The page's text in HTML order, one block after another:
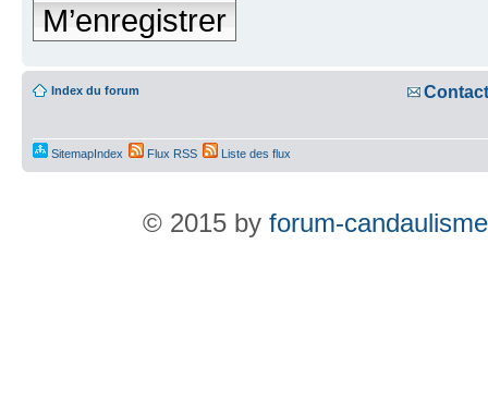
M’enregistrer
Index du forum Contact
SitemapIndex Flux RSS Liste des flux
© 2015 by forum-